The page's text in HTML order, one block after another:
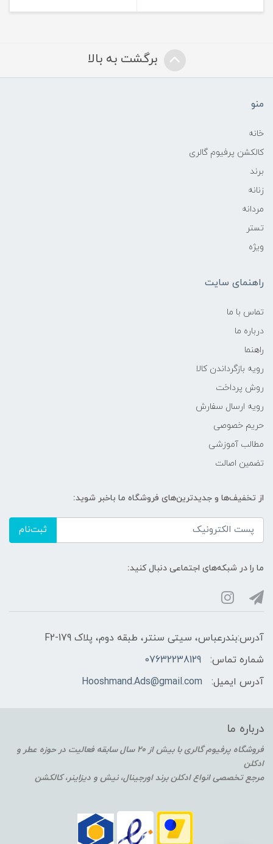
برگشت به بالا
منو
خانه
کالکشن پرفیوم گالری
برند
زنانه
مردانه
تستر
ویژه
راهنمای سایت
تماس با ما
درباره ما
راهنما
رویه‌ بازگرداندن کالا
روش پرداخت
رویه ارسال سفارش
حریم خصوصی
مطالب آموزشی
تضمین اصالت
از تخفیف‌ها و جدیدترین‌های فروشگاه ما باخبر شوید:
ثبت‌نام
ما را در شبکه‌های اجتماعی دنبال کنید:
آدرس:بندرعباس، سیتی سنتر، طبقه دوم، پلاک F2-179
شماره تماس:
07632238129
آدرس ایمیل:
Hooshmand.Ads@gmail.com
درباره ما
فروشگاه پرفیوم گالری با بیش از 20 سال سابقه فعالیت در حوزه عطر و
ادکلن
مرجع تخصصی انواع ادکلن برند اورجینال، نیش و دیزاینر، کالکشن